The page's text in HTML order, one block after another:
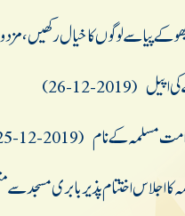
لوگوں کاخیال رکھیں،
اپیل (2019-12-26)
امت مسلمہ کے نام (2019-12-25)
کااجلاس اختتام پذیربابری